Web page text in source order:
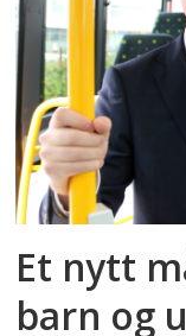
Et nytt
barn og